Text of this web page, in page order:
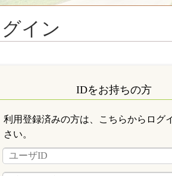
イン
IDをお持ちの方
利用登録済みの方は、こちらからログ
さい。